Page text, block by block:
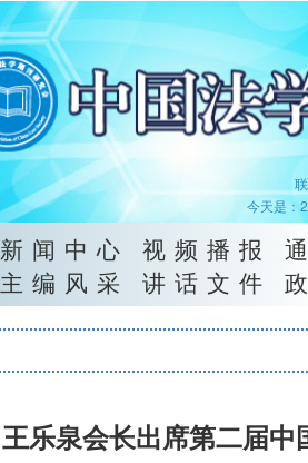
今天是：
新闻中心 视频播报
主编风采 讲话文件
王乐泉会长出席第二届